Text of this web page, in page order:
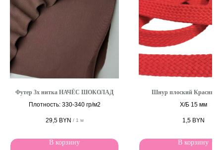
Футер 3х нитка НАЧЁС ШОКОЛАД
Плотность: 330-340 гр/м2
29,5 BYN / 1 м
В корзину
Шнур плоский Красный
Х/Б 15 мм
1,5 BYN
В корзину